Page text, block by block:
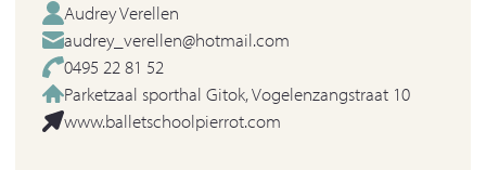
Audrey Verellen
audrey_verellen@hotmail.com
0495 22 81 52
Parketzaal sporthal Gitok, Vogelenzangstraat 10
www.balletschoolpierrot.com